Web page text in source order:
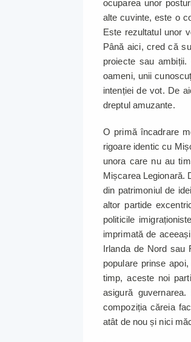
ocuparea unor
alte cuvinte, este o
Este rezultatul unor
Până aici, cred că
proiecte sau
oameni, unii
intenției de vot. De
dreptul amuzante.
O primă încadrare
rigoare identic cu
unora care nu au
Mișcarea Legionară.
din patrimoniul de
altor partide
politicile
imprimată de
Irlanda de Nord sau
populare prinse
timp, aceste noi
asigură
compoziția căreia
atât de nou și nici